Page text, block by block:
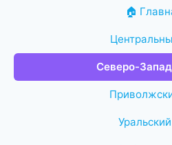
🏠
Северо-